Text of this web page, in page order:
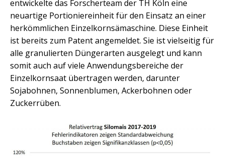
entwickelte das Forscherteam der TH Köln eine
neuartige Portioniereinheit für den Einsatz an einer
herkömmlichen Einzelkornsämaschine. Diese Einheit
ist bereits zum Patent angemeldet. Sie ist vielseitig für
alle granulierten Düngerarten ausgelegt und kann
somit auch auf viele Anwendungsbereiche der
Einzelkornsaat übertragen werden, darunter
Sojabohnen, Sonnenblumen, Ackerbohnen oder
Zuckerrüben.